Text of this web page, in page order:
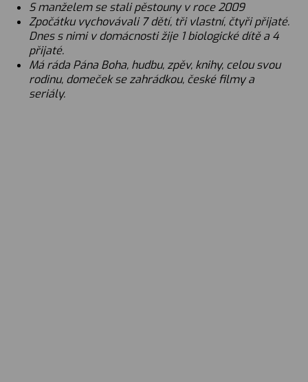
S manželem se stali pěstouny v roce 2009
Zpočátku vychovávali 7 dětí, tři vlastní, čtyři přijaté.
Dnes s nimi v domácnosti žije 1 biologické dítě a 4
přijaté.
Má ráda Pána Boha, hudbu, zpěv, knihy, celou svou
rodinu, domeček se zahrádkou, české filmy a
seriály.
Hledáme rodiče, o.p.s.
Malostranské nábřeží 563/3
118 00 Praha 1
info@hledamerodice.cz
www.hledamerodice.cz
O nás
Kdo jsme
Pro média